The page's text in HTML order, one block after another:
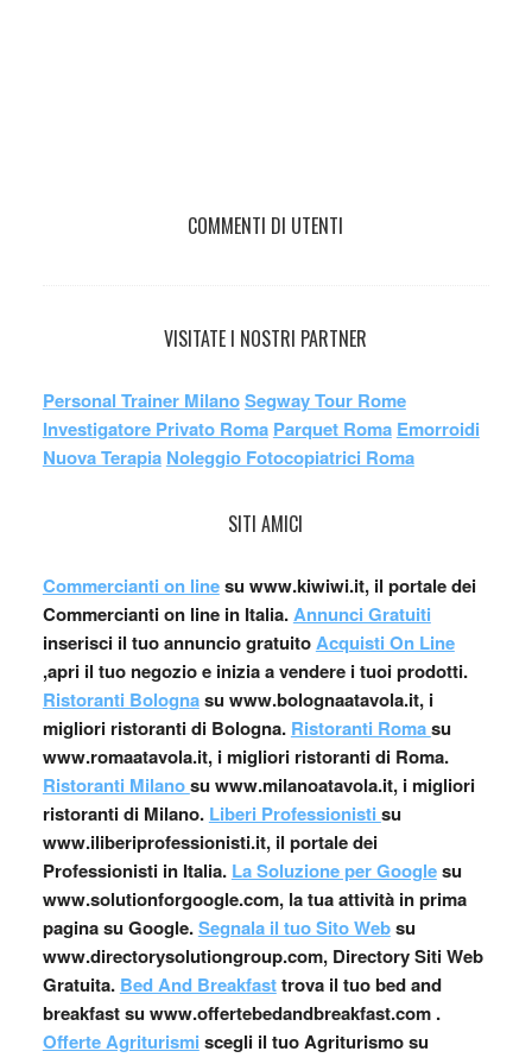
COMMENTI DI UTENTI
VISITATE I NOSTRI PARTNER
Personal Trainer MilanoSegway Tour Rome
Investigatore Privato Roma Parquet Roma Emorroidi
Nuova Terapia Noleggio Fotocopiatrici Roma
SITI AMICI
Commercianti on linesu www.kiwiwi.it, il portale dei
Commercianti on line in Italia.Annunci Gratuiti
inserisci il tuo annuncio gratuitoAcquisti On Line
,apri il tuo negozio e inizia a vendere i tuoi prodotti.
Ristoranti Bolognasu www.bolognaatavola.it, i
migliori ristoranti di Bologna. Ristoranti Romasu
www.romaatavola.it, i migliori ristoranti di Roma.
Ristoranti Milanosu www.milanoatavola.it, i migliori
ristoranti di Milano. Liberi Professionisti su
www.iliberiprofessionisti.it, il portale dei
Professionisti in Italia. La Soluzione per Googlesu
www.solutionforgoogle.com, la tua attività in prima
pagina su Google.Segnala il tuo Sito Websu
www.directorysolutiongroup.com, Directory Siti Web
Gratuita. Bed And Breakfasttrova il tuo bed and
breakfast su www.offertebedandbreakfast.com .
Offerte Agriturismi scegli il tuo Agriturismo su